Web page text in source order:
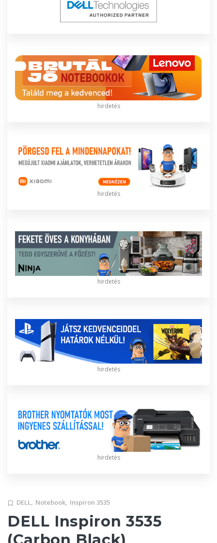
hirdetés
hirdetés
hirdetés
hirdetés
hirdetés
DELL, Notebook, Inspiron 3535
DELL Inspiron 3535